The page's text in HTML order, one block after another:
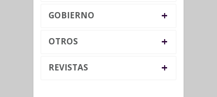
GOBIERNO +
OTROS +
REVISTAS +